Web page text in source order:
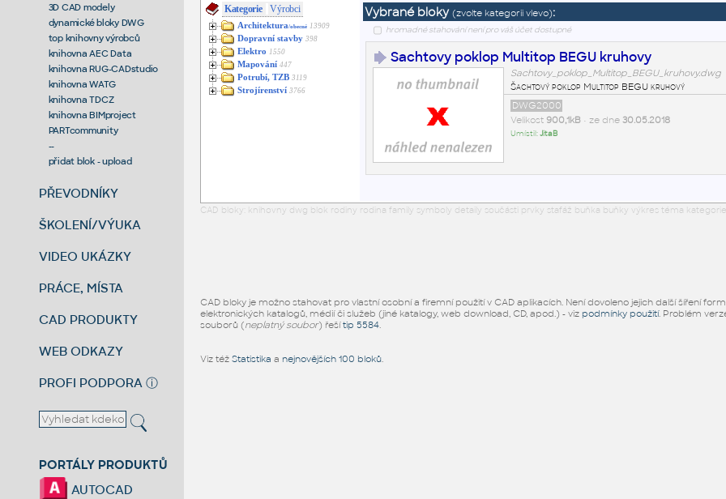
3D CAD modely
dynamické bloky DWG
top knihovny výrobců
knihovna AEC Data
knihovna RUG-CADstudio
knihovna WATG
knihovna TDCZ
knihovna BIMproject
PARTcommunity
--
přidat blok - upload
PŘEVODNÍKY
ŠKOLENÍ/VÝUKA
VIDEO UKÁZKY
PRÁCE, MÍSTA
CAD PRODUKTY
WEB ODKAZY
PROFI PODPORA ⓘ
PORTÁLY PRODUKTŮ
AUTOCAD
Kategorie Výrobci
Architektura/obecné 13909
Dopravní stavby 398
Elektro 1550
Mapování 447
Potrubí, TZB 3119
Strojírenství 3766
Vybrané bloky (zvolte kategorii vlevo):
hromadné stahování není pro váš účet dostupné
Sachtovy poklop Multitop BEGU kruhovy
Sachtovy_poklop_Multitop_BEGU_kruhovy.dwg
Šachtový poklop Multitop BEGU kruhový
DWG2000
Velikost 900,1kB• ze dne 30.05.2018
Umístil:JitaB
CAD bloky: knihovny dwg blok rodiny rodina family symboly detaily součásti prvky stafáž buňka buňky výkres téma
CAD bloky je možno stahovat pro vlastní osobní a firemní použití v CAD aplikacích. Není dovoleno jejich další šíření
elektronických katalogů, médií či služeb (jiné katalogy, web download, CD, apod.) - viz podmínky použití. Problém
souborů (neplatný soubor) řešítip 5584.
Viz též Statistika a nejnovějších 100 bloků.